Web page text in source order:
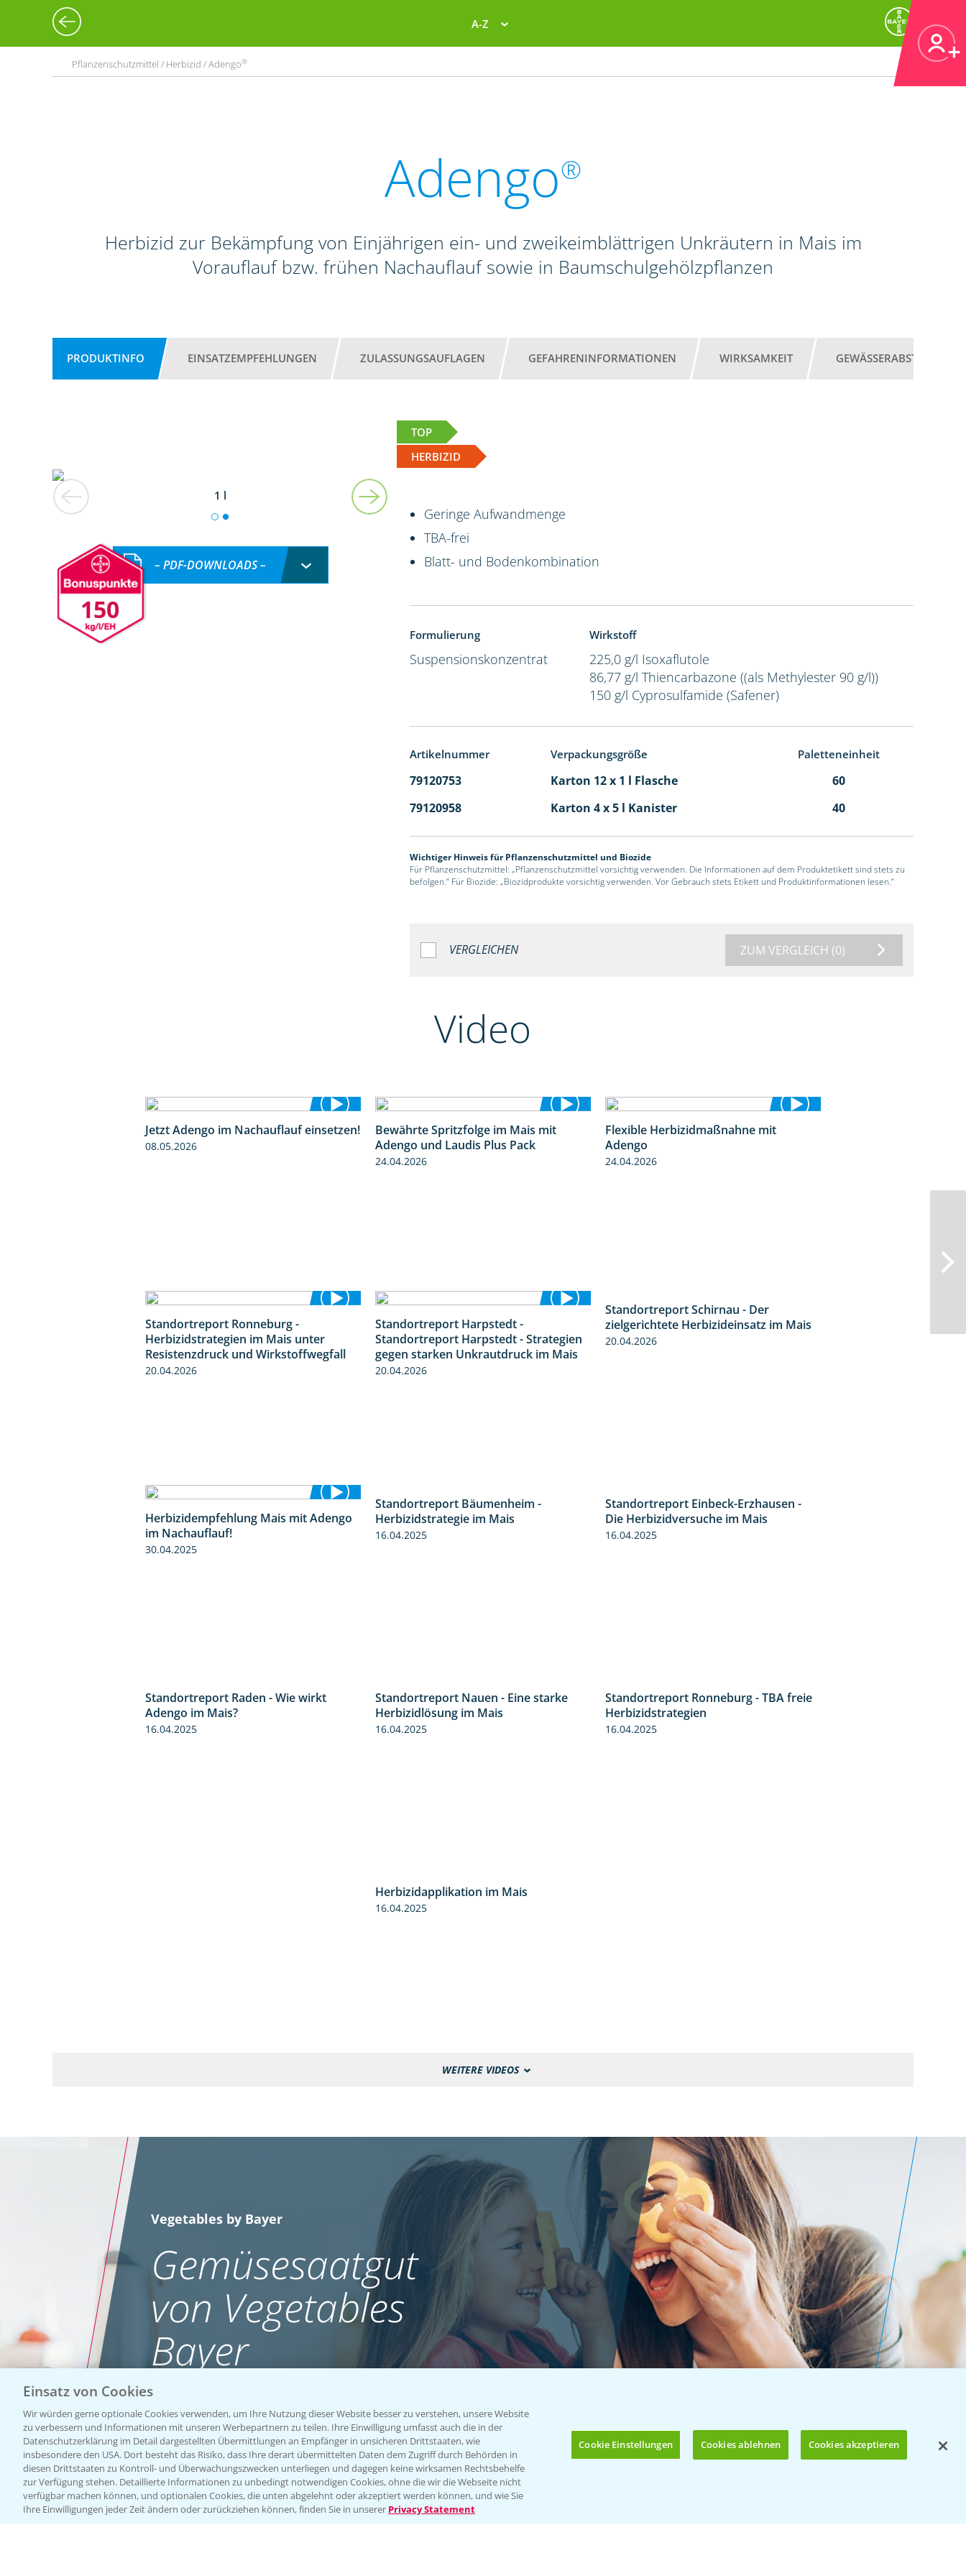
A-Z
Pflanzenschutzmittel / Herbizid / Adengo®
Adengo®
Herbizid zur Bekämpfung von Einjährigen ein- und zweikeimblättrigen Unkräutern in Mais im
Vorauflauf bzw. frühen Nachauflauf sowie in Baumschulgehölzpflanzen
PRODUKTINFO EINSATZEMPFEHLUNGEN ZULASSUNGSAUFLAGEN GEFAHRENINFORMATIONEN WIRKSAMKEIT GEWÄSSERABSTAND
TOP
HERBIZID
1 l
150
– PDF-DOWNLOADS –
Geringe Aufwandmenge
TBA-frei
Blatt- und Bodenkombination
Formulierung
Suspensionskonzentrat
Wirkstoff
225,0 g/l Isoxaflutole
86,77 g/l Thiencarbazone ((als Methylester 90 g/l))
150 g/l Cyprosulfamide (Safener)
Artikelnummer Verpackungsgröße Paletteneinheit
79120753 Karton 12 x 1 l Flasche
60
79120958
Karton 4 x 5 l Kanister 40
Wichtiger Hinweis für Pflanzenschutzmittel und Biozide
Für Pflanzenschutzmittel: „Pflanzenschutzmittel vorsichtig verwenden. Die Informationen auf dem Produktetikett sind stets zu
befolgen.“ Für Biozide: „Biozidprodukte vorsichtig verwenden. Vor Gebrauch stets Etikett und Produktinformationen lesen.“
VERGLEICHEN ZUM VERGLEICH (0)
Video
1:32
Jetzt Adengo im Nachauflauf einsetzen!
08.05.2026
1:22
Bewährte Spritzfolge im Mais mit
Adengo und Laudis Plus Pack
24.04.2026
Flexible Herbizidmaßnahne mit
Adengo
24.04.2026
Standortreport Ronneburg -
Herbizidstrategien im Mais unter
Resistenzdruck und Wirkstoffwegfall
20.04.2026
Standortreport Harpstedt -
Standortreport Harpstedt - Strategien
gegen starken Unkrautdruck im Mais
20.04.2026
9:27
Standortreport Schirnau - Der
zielgerichtete Herbizideinsatz im Mais
1:27
Herbizidempfehlung Mais mit Adengo
im Nachauflauf!
30.04.2025
Standortreport Bäumenheim -
Herbizidstrategie im Mais
16.04.2025
Standortreport Einbeck-Erzhausen -
Die Herbizidversuche im Mais
16.04.2025
Standortreport Raden - Wie wirkt
Adengo im Mais?
16.04.2025
Standortreport Nauen - Eine starke
Herbizidlösung im Mais
16.04.2025
Standortreport Ronneburg - TBA freie
Herbizidstrategien
16.04.2025
Herbizidapplikation im Mais
16.04.2025
WEITERE VIDEOS
Bis zu 4 Produkte vergleichen:
Vegetables by Bayer
Gemüsesaatgut
von Vegetables
Bayer
WEBSITE BESUCHEN
Einsatz von Cookies
Wir würden gerne optionale Cookies verwenden, um Ihre Nutzung dieser Website besser zu verstehen, unsere Website
zu verbessern und Informationen mit unseren Werbepartnern zu teilen. Ihre Einwilligung umfasst auch die in der
Datenschutzerklärung im Detail dargestellten Übermittlungen an Empfänger in unsicheren Drittstaaten, wie
insbesondere den USA. Dort besteht das Risiko, dass Ihre derart übermittelten Daten dem Zugriff durch Behörden in
diesen Drittstaaten zu Kontroll- und Überwachungszwecken unterliegen und dagegen keine wirksamen Rechtsbehelfe
zur Verfügung stehen. Detaillierte Informationen zu unbedingt notwendigen Cookies, ohne die wir die Webseite nicht
verfügbar machen können, und optionalen Cookies, die unten abgelehnt oder akzeptiert werden können, und wie Sie
Ihre Einwilligungen jeder Zeit ändern oder zurückziehen können, finden Sie in unserer Privacy Statement
Cookie Einstellungen Cookies ablehnen Cookies akzeptieren